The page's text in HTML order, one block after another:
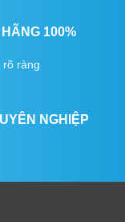
100%
rõ ràng
NGHIỆP